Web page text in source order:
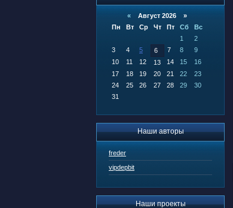
« Август 2026 »
Пн
Вт Ср Чт Пт Сб
Вс
1
2
3
4 5 6 7 8
9
10
11 12 13 14 15
16
17
18 19 20 21 22
23
24
25 26 27 28 29
30
31
Наши авторы
freder
vipdepbit
Наши проекты